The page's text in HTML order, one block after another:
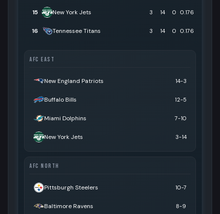
15 New York Jets 3 14 0 0.176
16 Tennessee Titans 3 14 0 0.176
AFC EAST
New England Patriots 14-3
Buffalo Bills 12-5
Miami Dolphins 7-10
New York Jets 3-14
AFC NORTH
Pittsburgh Steelers 10-7
Baltimore Ravens 8-9